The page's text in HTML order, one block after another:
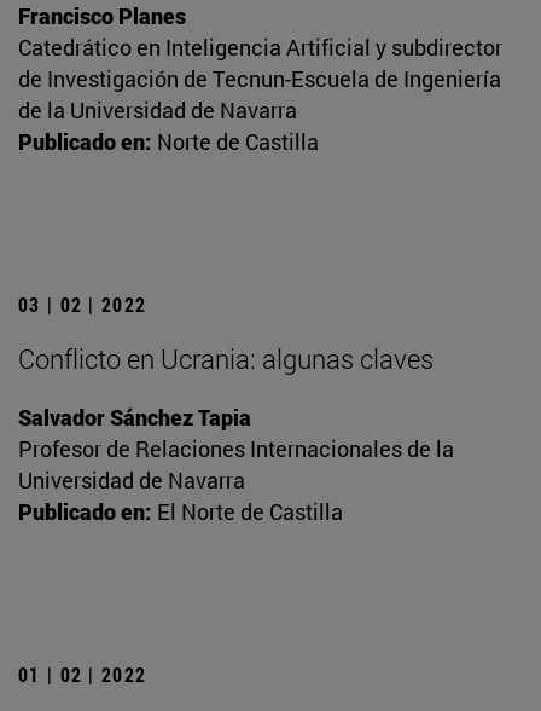
Francisco Planes
Catedrático en Inteligencia Artificial y subdirector
de Investigación de Tecnun-Escuela de Ingeniería
de la Universidad de Navarra
Publicado en: Norte de Castilla
03 | 02 | 2022
Conflicto en Ucrania: algunas claves
Salvador Sánchez Tapia
Profesor de Relaciones Internacionales de la
Universidad de Navarra
Publicado en: El Norte de Castilla
01 | 02 | 2022